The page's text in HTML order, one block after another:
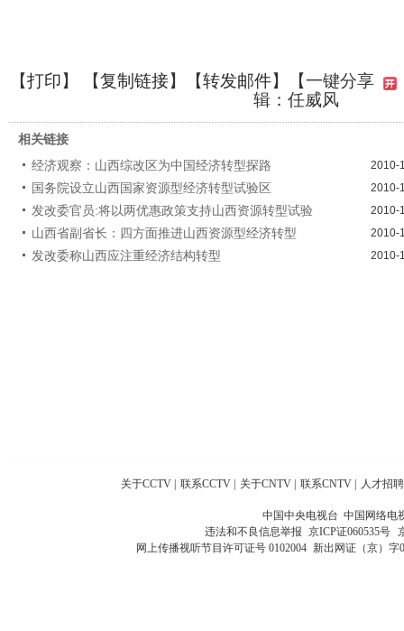
【打印】 【复制链接】【转发邮件】
【一键分享
辑：任威风
相关链接
经济观察：山西综改区为中国经济转型探路
2010-
国务院设立山西国家资源型经济转型试验区 2010-
发改委官员:将以两优惠政策支持山西资源转型试验 2010-
山西省副省长：四方面推进山西资源型经济转型 2010-
发改委称山西应注重经济结构转型 2010-
关于CCTV 联系CCTV 关于CNTV 联系CNTV 人才招聘
中国中央电视台 中国网络电
违法和不良信息举报 京ICP证060535号
网上传播视听节目许可证号 0102004 新出网证（京）